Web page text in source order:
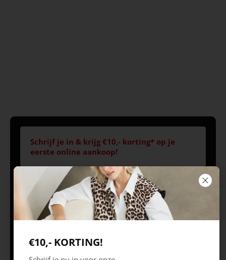
Schrijf je in & krijg €10,- korting* op je
eerste online aankoop!
Volg ons
ZC
€10,- KORTING!